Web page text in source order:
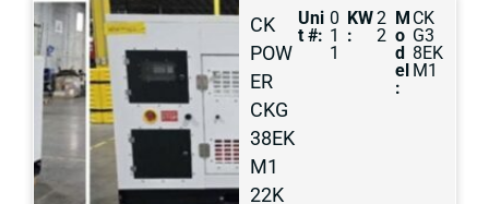
CK
POW
ER
CKG
38EK
M1
22K
Uni
t #:
0
1
1
KW
:
2
2
M
o
d
el
:
CK
G3
8EK
M1